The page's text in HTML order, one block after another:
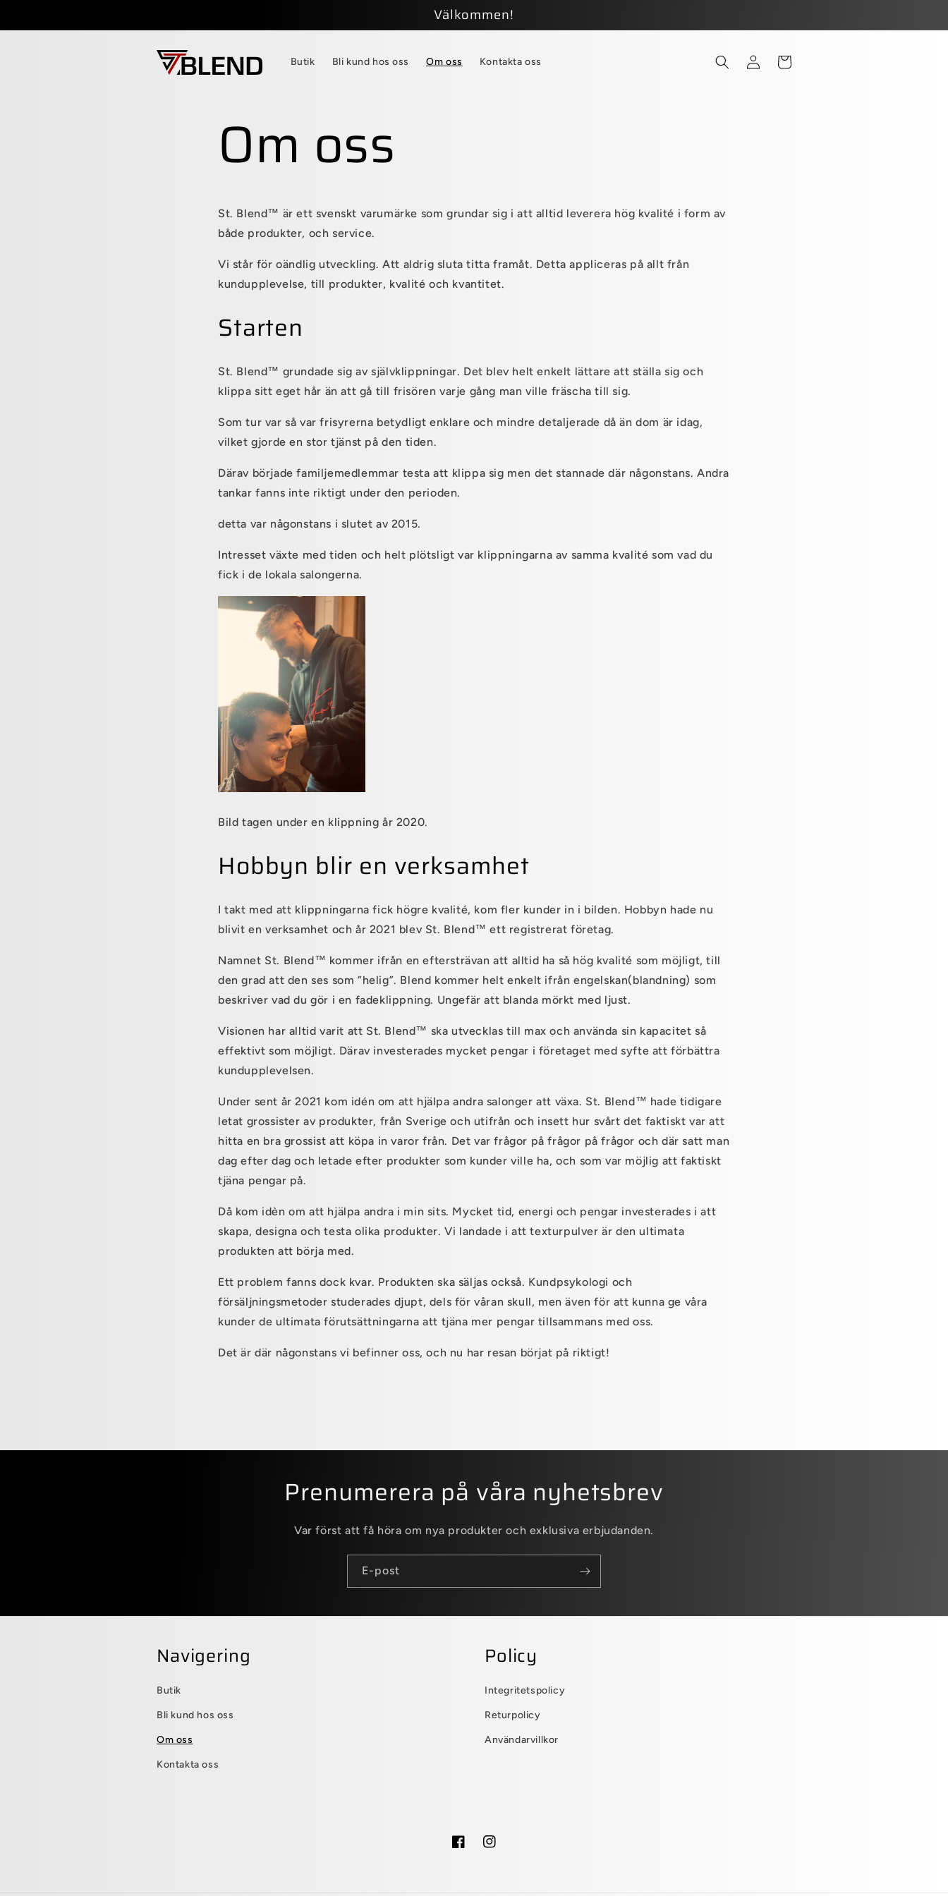
Välkommen!
Butik Bli kund hos oss Om oss Kontakta oss
Logga
Varukorg
Om oss
St. Blend™ är ett svenskt varumärke som grundar sig i att alltid leverera hög kvalité i form av
både produkter, och service.
Vi står för oändlig utveckling. Att aldrig sluta titta framåt. Detta appliceras på allt från
kundupplevelse, till produkter, kvalité och kvantitet.
Starten
St. Blend™ grundade sig av självklippningar. Det blev helt enkelt lättare att ställa sig och
klippa sitt eget hår än att gå till frisören varje gång man ville fräscha till sig.
Som tur var så var frisyrerna betydligt enklare och mindre detaljerade då än dom är idag,
vilket gjorde en stor tjänst på den tiden.
Därav började familjemedlemmar testa att klippa sig men det stannade där någonstans. Andra
tankar fanns inte riktigt under den perioden.
detta var någonstans i slutet av 2015.
Intresset växte med tiden och helt plötsligt var klippningarna av samma kvalité som vad du
fick i de lokala salongerna.
Bild tagen under en klippning år 2020.
Hobbyn blir en verksamhet
I takt med att klippningarna fick högre kvalité, kom fler kunder in i bilden. Hobbyn hade nu
blivit en verksamhet och år 2021 blev St. Blend™ett registrerat företag.
Namnet St. Blend™ kommer ifrån en eftersträvan att alltid ha så hög kvalité som möjligt, till
den grad att den ses som ”helig”. Blend kommer helt enkelt ifrån engelskan(blandning) som
beskriver vad du gör i en fadeklippning. Ungefär att blanda mörkt med ljust.
Visionen har alltid varit att St. Blend™ ska utvecklas till max och använda sin kapacitet så
effektivt som möjligt. Därav investerades mycket pengar i företaget med syfte att förbättra
kundupplevelsen.
Under sent år 2021 kom idén om att hjälpa andra salonger att växa. St. Blend™ hade tidigare
letat grossister av produkter, från Sverige och utifrån och insett hur svårt det faktiskt var att
hitta en bra grossist att köpa in varor från. Det var frågor på frågor på frågor och där satt man
dag efter dag och letade efter produkter som kunder ville ha, och som var möjlig att faktiskt
tjäna pengar på.
Då kom idèn om att hjälpa andra i min sits. Mycket tid, energi och pengar investerades i att
skapa, designa och testa olika produkter. Vi landade i att texturpulver är den ultimata
produkten att börja med.
Ett problem fanns dock kvar. Produkten ska säljas också. Kundpsykologi och
försäljningsmetoder studerades djupt, dels för våran skull, men även för att kunna ge våra
kunder de ultimata förutsättningarna att tjäna mer pengar tillsammans med oss.
Det är där någonstans vi befinner oss, och nu har resan börjat på riktigt!
Prenumerera på våra nyhetsbrev
Var först att få höra om nya produkter och exklusiva erbjudanden.
E-post
Navigering
Butik
Bli kund hos oss
Om oss
Kontakta oss
Policy
Integritetspolicy
Returpolicy
Användarvillkor
FacebookInstagram